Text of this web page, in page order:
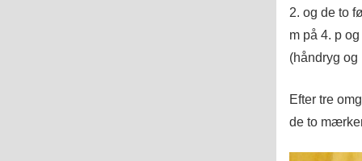
2. og de to
m på 4. p
(håndryg
Efter tre
de to